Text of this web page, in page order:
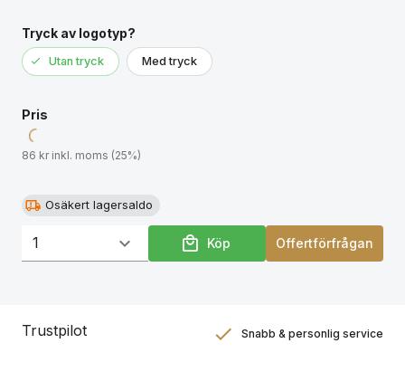
Tryck av logotyp?
Utan tryck Med tryck
Pris
86 kr inkl. moms (25%)
Osäkert lagersaldo
Köp Offertförfrågan
Trustpilot Snabb & personlig service